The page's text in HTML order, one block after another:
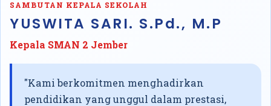
SAMBUTAN KEPALA SEKOLAH
YUSWITA SARI. S.Pd., M.P
Kepala SMAN 2 Jember
"Kami berkomitmen menghadirkan
pendidikan yang unggul dalam prestasi,